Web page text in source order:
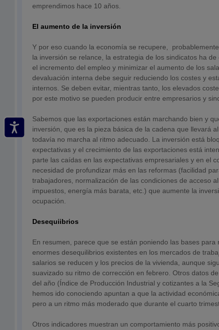
emprendimos hace 10 años.
El aumento de la inversión
Y por eso cuando la economía se recupere,
la inversión se relance, la estrategia de los sindicatos ha
el incremento del empleo y minimizar el aumento de los
devaluación interna debe seguir reduciendo los costes y
internos. Se deben evitar, mientras tanto, los elevados
por este motivo se pueden producir entre empresarios y
Sabemos que las exportaciones están marchando bien y
inversión, que es la pieza básica de la cadena que llevará
todavía no marcha al ritmo adecuado. La inversión está
expectativas y el crecimiento de las exportaciones está
parte las caídas en las expectativas empresariales y en el
necesidad de profundizar más en las reformas (facilidad
trabajadores, normalización de las condiciones de acceso
impuestos, energía más barata, etc.) que aumente la
ocupación.
Desequiibrios
En resumen, parece que se están poniendo las bases para
enormes desequilibrios existentes en los mercados de
salarios se reducen y los precios de la vivienda, aunque
suavizado su ritmo de corrección en febrero. Otros datos
del año (Índice de Producción Industrial y cotizantes a la
hemos ido conociendo apuntan a que la actividad
pero a un ritmo más moderado que durante el cuarto
Otros indicadores muestran un comportamiento más